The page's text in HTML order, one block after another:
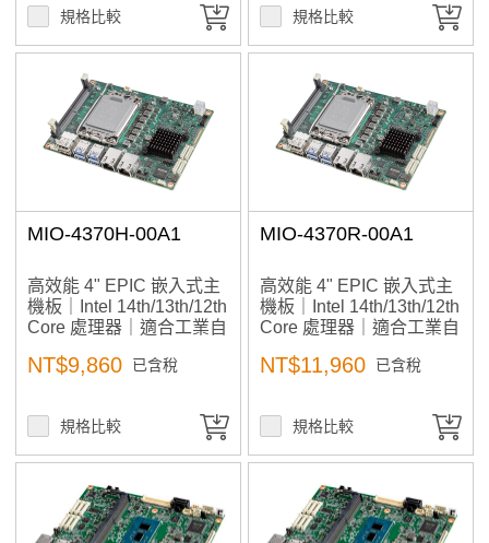
規格比較 規格比較
MIO-4370H-00A1
高效能 4" EPIC 嵌入式主
機板｜Intel 14th/13th/12th
Core 處理器｜適合工業自
緣運算、醫療影像應用
NT$9,860 已含稅
規格比較
MIO-4370R-00A1
高效能 4" EPIC 嵌入式主
機板｜Intel 14th/13th/12th
Core 處理器｜適合工業自
緣運算、醫療影像應用
NT$11,960 已含稅
規格比較
加入購物車